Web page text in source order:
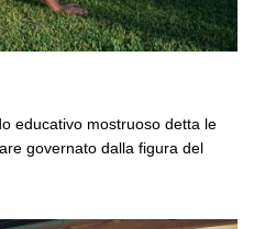
educativo mostruoso detta le
governato dalla figura del